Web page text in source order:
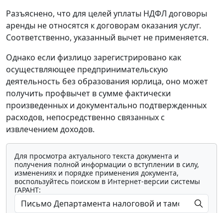
Разъяснено, что для целей уплаты НДФЛ договоры
аренды не относятся к договорам оказания услуг.
Соответственно, указанный вычет не применяется.
Однако если физлицо зарегистрировано как
осуществляющее предпринимательскую
деятельность без образования юрлица, оно может
получить профвычет в сумме фактически
произведенных и документально подтвержденных
расходов, непосредственно связанных с
извлечением доходов.
Для просмотра актуального текста документа и
получения полной информации о вступлении в силу,
изменениях и порядке применения документа,
воспользуйтесь поиском в Интернет-версии системы
ГАРАНТ: